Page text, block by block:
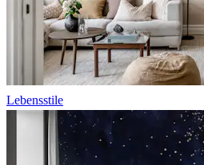
Lebensstile